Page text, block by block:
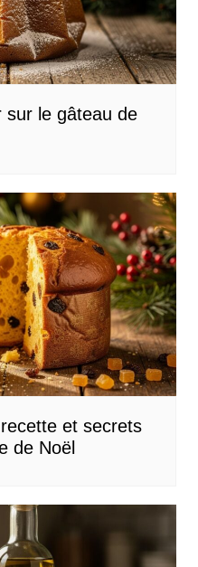
sur le gâteau de
et secrets
de Noël